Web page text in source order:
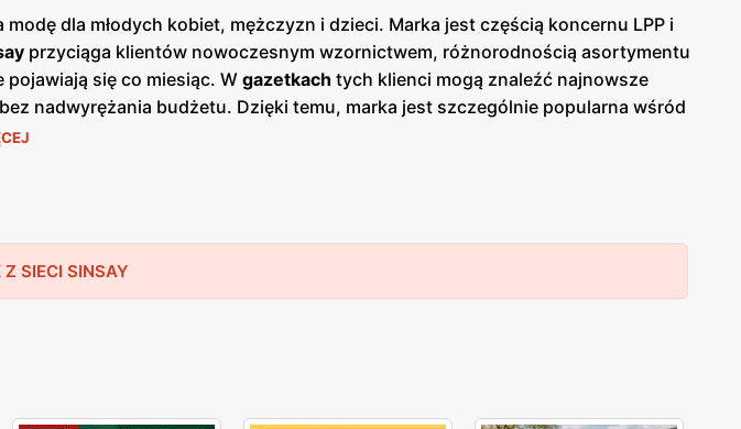
dla młodych kobiet, mężczyzn i dzieci. Marka jest częścią koncernu LPP i
przyciąga klientów nowoczesnym wzornictwem, różnorodnością asortymentu
pojawiają się co miesiąc. W gazetkach tych klienci mogą znaleźć najnowsze
nadwyrężania budżetu. Dzięki temu, marka jest szczególnie popularna wśród
atrakcyjne
Strona internetowa oraz aplikacja mobilna umożliwiają łatwe przeglądanie
to marka, która łączy modę, przystępne ceny i wysoką jakość, co czyni ją
cenom, klienci mogą cieszyć się modnymi i stylowymi ubraniami,
SIECI SINSAY